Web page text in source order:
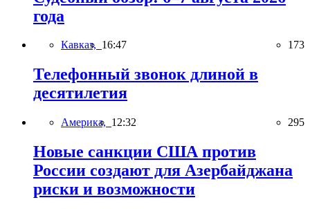
года
Кавказ, 16:47 173
Телефонный звонок длиной в
десятилетия
Америка, 12:32 295
Новые санкции США против
России создают для Азербайджана
риски и возможности